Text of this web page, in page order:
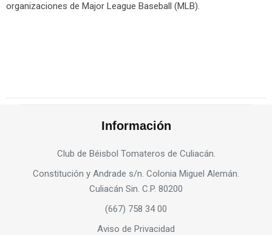
organizaciones de Major League Baseball (MLB).
Información
Club de Béisbol Tomateros de Culiacán.
Constitución y Andrade s/n. Colonia Miguel Alemán.
Culiacán Sin. C.P. 80200
(667) 758 34 00
Aviso de Privacidad